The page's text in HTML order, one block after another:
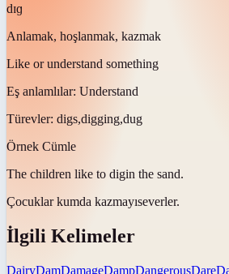
dɪɡ
Anlamak, hoşlanmak, kazmak
Like or understand something
Eş anlamlılar: Understand
Türevler: digs,digging,dug
Örnek Cümle
The children like to digin the sand.
Çocuklar kumda kazmayıseverler.
İlgili Kelimeler
DairyDamDamageDampDangerousDare